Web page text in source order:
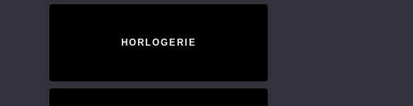
HORLOGERIE